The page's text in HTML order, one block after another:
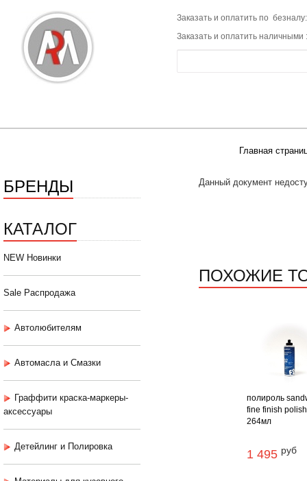
Заказать и оплатить по
Заказать и оплатить наличными
Главная
БРЕНДЫ
КАТАЛОГ
NEW Новинки
Sale Распродажа
Автолюбителям
Автомасла и Смазки
Граффити краска-маркеры-
аксессуары
Детейлинг и Полировка
Данный документ
ПОХОЖИЕ
полироль
fine finish
264мл
1 495 руб